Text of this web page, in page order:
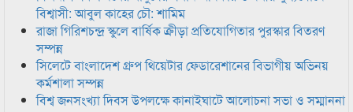
বিশ্বাসী: আবুল কাহের চৌ: শামিম
রাজা গিরিশচন্দ্র স্কুলে বার্ষিক ক্রীড়া প্রতিযোগিতার পুরস্কার বিতরণ
সম্পন্ন
সিলেটে বাংলাদেশ গ্রুপ থিয়েটার ফেডারেশানের বিভাগীয় অভিনয়
কর্মশালা সম্পন্ন
বিশ্ব জনসংখ্যা দিবস উপলক্ষে কানাইঘাটে আলোচনা সভা ও সম্মাননা